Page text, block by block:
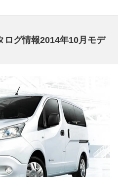
ログ情報2014年10月モデ